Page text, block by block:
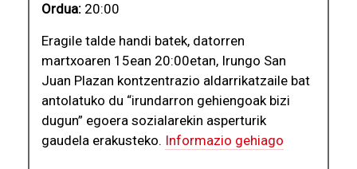
Ordua: 20:00
Eragile talde handi batek, datorren
martxoaren 15ean 20:00etan, Irungo San
Juan Plazan kontzentrazio aldarrikatzaile bat
antolatuko du “irundarron gehiengoak bizi
dugun” egoera sozialarekin asperturik
gaudela erakusteko. Informazio gehiago